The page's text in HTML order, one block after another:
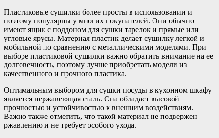
Пластиковые сушилки более просты в использовании и
поэтому популярны у многих покупателей. Они обычно
имеют ящик с поддоном для сушки тарелок и прямые или
угловые ярусы. Материал пластик делает сушилку легкой и
мобильной по сравнению с металлическими моделями. При
выборе пластиковой сушилки важно обратить внимание на ее
долговечность, поэтому лучше приобретать модели из
качественного и прочного пластика.
Оптимальным выбором для сушки посуды в кухонном шкафу
является нержавеющая сталь. Она обладает высокой
прочностью и устойчивостью к внешним воздействиям.
Важно также отметить, что такой материал не подвержен
ржавлению и не требует особого ухода.